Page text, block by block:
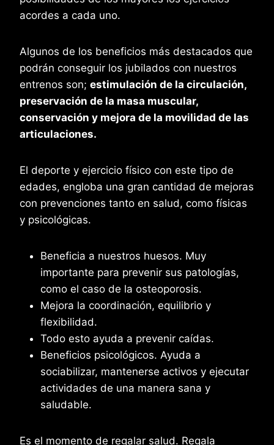
acordes a cada uno.
Algunos de los beneficios más destacados que
podrán conseguir los jubilados con nuestros
entrenos son; estimulación de la circulación,
preservación de la masa muscular,
conservación y mejora de la movilidad de las
articulaciones.
El deporte y ejercicio físico con este tipo de
edades, engloba una gran cantidad de mejoras
con prevenciones tanto en salud, como físicas
y psicológicas.
Beneficia a nuestros huesos. Muy
importante para prevenir sus patologías,
como el caso de la osteoporosis.
Mejora la coordinación, equilibrio y
flexibilidad.
Todo esto ayuda a prevenir caídas.
Beneficios psicológicos. Ayuda a
sociabilizar, mantenerse activos y ejecutar
actividades de una manera sana y
saludable.
Es el momento de regalar salud. Regala